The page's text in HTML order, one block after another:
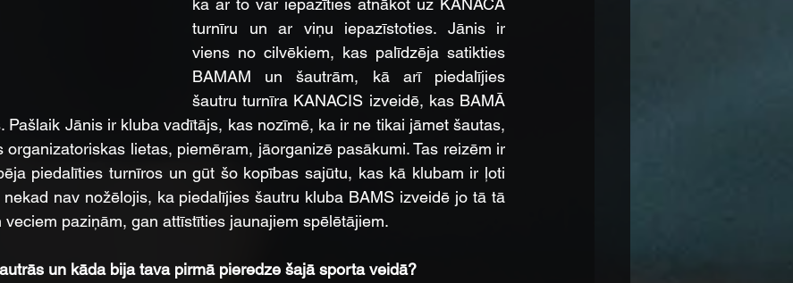
ka ar to var iepazīties atnākot uz KANAČA
turnīru un ar viņu iepazīstoties. Jānis ir
viens no cilvēkiem, kas palīdzēja satikties
BAMAM un šautrām, kā arī piedalījies
šautru turnīra KANACIS izveidē, kas BAMĀ
Pašlaik Jānis ir kluba vadītājs, kas nozīmē, ka ir ne tikai jāmet šautas,
organizatoriskas lietas, piemēram, jāorganizē pasākumi. Tas reizēm ir
piedalīties turnīros un gūt šo kopības sajūtu, kas kā klubam ir ļoti
nav nožēlojis, ka piedalījies šautru kluba BAMS izveidē jo tā tā
paziņām, gan attīstīties jaunajiem spēlētājiem.
un kāda bija tava pirmā pieredze šajā sporta veidā?